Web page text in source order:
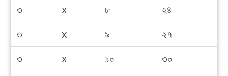
৩
x ৮
২৪
৩
x ৯
২৭
৩
x ১০
৩০